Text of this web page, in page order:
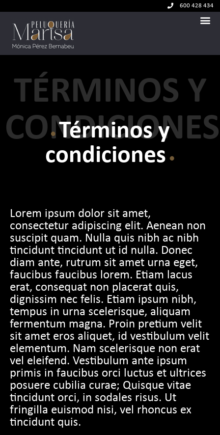
600 428 434
TÉRMINOS Y
CONDICIONES
Términos y
condiciones
Lorem ipsum dolor sit amet,
consectetur adipiscing elit. Aenean non
suscipit quam. Nulla quis nibh ac nibh
tincidunt tincidunt ut id nulla. Donec
diam ante, rutrum sit amet urna eget,
faucibus faucibus lorem. Etiam lacus
erat, consequat non placerat quis,
dignissim nec felis. Etiam ipsum nibh,
tempus in urna scelerisque, aliquam
fermentum magna. Proin pretium velit
sit amet eros aliquet, id vestibulum velit
elementum. Nam scelerisque non erat
vel eleifend. Vestibulum ante ipsum
primis in faucibus orci luctus et ultrices
posuere cubilia curae; Quisque vitae
tincidunt orci, in sodales risus. Ut
fringilla euismod nisi, vel rhoncus ex
tincidunt quis.